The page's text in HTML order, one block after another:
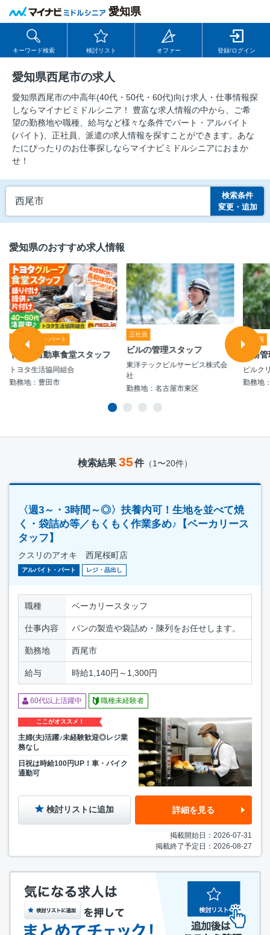
愛知県
キーワード検索 検討リスト オファー 登録/ログイン
愛知県西尾市の求人
愛知県西尾市の中⾼年(40代・50代・60代)向け求⼈・仕事情報探
しならマイナビミドルシニア！ 豊富な求人情報の中から、ご希
望の勤務地や職種、給与など様々な条件でパート・アルバイト
(バイト)、正社員、派遣の求人情報を探すことができます。あな
たにぴったりのお仕事探しならマイナビミドルシニアにおまか
せ！
西尾市
検索条件
変更・追加
愛知県のおすすめ求人情報
アルバイト・パート
トヨタ自動車食堂スタッフ
トヨタ生活協同組合
勤務地：豊田市
正社員
ビルの管理スタッフ
東洋テックビルサービス株式会
社
勤務地：名古屋市東区
正社員
業務
ビルク
勤務地
検索結果 35件（1〜20件）
〈週3～・3時間～◎〉扶養内可！生地を並べて焼
く・袋詰め等／もくもく作業多め♪【ベーカリース
タッフ】
クスリのアオキ 西尾桜町店
アルバイト・パート レジ・品出し
職種 ベーカリースタッフ
仕事内容 パンの製造や袋詰め・陳列をお任せします。
勤務地 西尾市
給与 時給1,140円～1,300円
60代以上活躍中 職種未経験者
ここがオススメ！
主婦(夫)活躍♪未経験歓迎◎レジ業
務なし
日祝は時給100円UP！車・バイク
通勤可
検討リストに追加 詳細を見る
掲載開始日：2026-07-31
掲載終了予定日：2026-08-27